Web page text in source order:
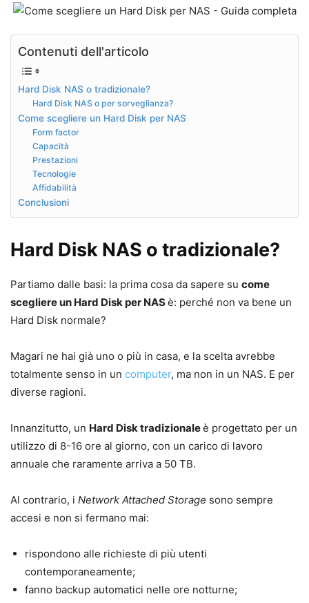
Contenuti dell'articolo
Hard Disk NAS o tradizionale?
Hard Disk NAS o per sorveglianza?
Come scegliere un Hard Disk per NAS
Form factor
Capacità
Prestazioni
Tecnologie
Affidabilità
Conclusioni
Hard Disk NAS o tradizionale?
Partiamo dalle basi: la prima cosa da sapere su come
scegliere un Hard Disk per NASè: perché non va bene un
Hard Disk normale?
Magari ne hai già uno o più in casa, e la scelta avrebbe
totalmente senso in un computer, ma non in un NAS. E per
diverse ragioni.
Innanzitutto, un Hard Disk tradizionaleè progettato per un
utilizzo di 8-16 ore al giorno, con un carico di lavoro
annuale che raramente arriva a 50 TB.
Al contrario, i Network Attached Storage sono sempre
accesi e non si fermano mai:
rispondono alle richieste di più utenti
contemporaneamente;
fanno backup automatici nelle ore notturne;